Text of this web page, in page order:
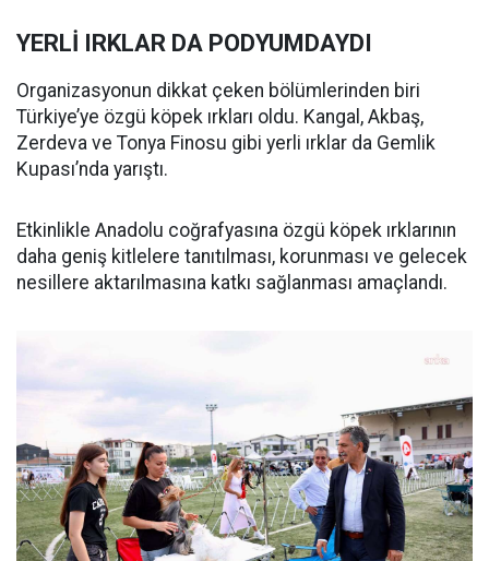
YERLİ IRKLAR DA PODYUMDAYDI
Organizasyonun dikkat çeken bölümlerinden biri
Türkiye’ye özgü köpek ırkları oldu. Kangal, Akbaş,
Zerdeva ve Tonya Finosu gibi yerli ırklar da Gemlik
Kupası’nda yarıştı.
Etkinlikle Anadolu coğrafyasına özgü köpek ırklarının
daha geniş kitlelere tanıtılması, korunması ve gelecek
nesillere aktarılmasına katkı sağlanması amaçlandı.